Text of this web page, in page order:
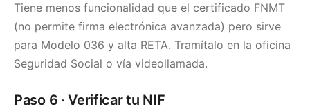
Tiene menos funcionalidad que el certificado FNMT
(no permite firma electrónica avanzada) pero sirve
para Modelo 036 y alta RETA. Tramítalo en la oficina
Seguridad Social o vía videollamada.
Paso 6 · Verificar tu NIF